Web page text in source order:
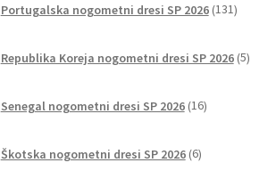
Portugalska nogometni dresi SP 2026 131
Republika Koreja nogometni dresi SP 2026 5
Senegal nogometni dresi SP 2026 16izdelkov
Škotska nogometni dresi SP 2026 6izdelkov